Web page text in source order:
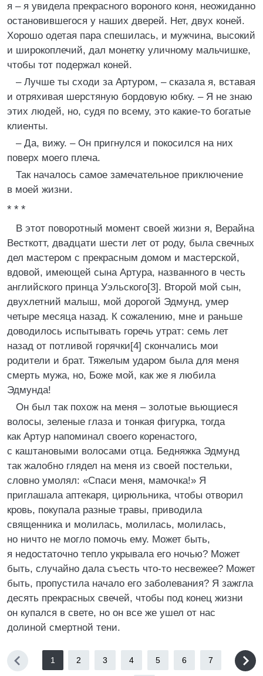
я – я увидела прекрасного вороного коня, неожиданно
остановившегося у наших дверей. Нет, двух коней.
Хорошо одетая пара спешилась, и мужчина, высокий
и широкоплечий, дал монетку уличному мальчишке,
чтобы тот подержал коней.
– Лучше ты сходи за Артуром, – сказала я, вставая
и отряхивая шерстяную бордовую юбку. – Я не знаю
этих людей, но, судя по всему, это какие-то богатые
клиенты.
– Да, вижу. – Он пригнулся и покосился на них
поверх моего плеча.
Так началось самое замечательное приключение
в моей жизни.
* * *
В этот поворотный момент своей жизни я, Верайна
Весткотт, двадцати шести лет от роду, была свечных
дел мастером с прекрасным домом и мастерской,
вдовой, имеющей сына Артура, названного в честь
английского принца Уэльского[3]. Второй мой сын,
двухлетний малыш, мой дорогой Эдмунд, умер
четыре месяца назад. К сожалению, мне и раньше
доводилось испытывать горечь утрат: семь лет
назад от потливой горячки[4] скончались мои
родители и брат. Тяжелым ударом была для меня
смерть мужа, но, Боже мой, как же я любила
Эдмунда!
Он был так похож на меня – золотые вьющиеся
волосы, зеленые глаза и тонкая фигурка, тогда
как Артур напоминал своего коренастого,
с каштановыми волосами отца. Бедняжка Эдмунд
так жалобно глядел на меня из своей постельки,
словно умолял: «Спаси меня, мамочка!» Я
приглашала аптекаря, цирюльника, чтобы отворил
кровь, покупала разные травы, приводила
священника и молилась, молилась, молилась,
но ничто не могло помочь ему. Может быть,
я недостаточно тепло укрывала его ночью? Может
быть, случайно дала съесть что-то несвежее? Может
быть, пропустила начало его заболевания? Я зажгла
десять прекрасных свечей, чтобы под конец жизни
он купался в свете, но он все же ушел от нас
долиной смертной тени.
1 2 3 4 5 6 7